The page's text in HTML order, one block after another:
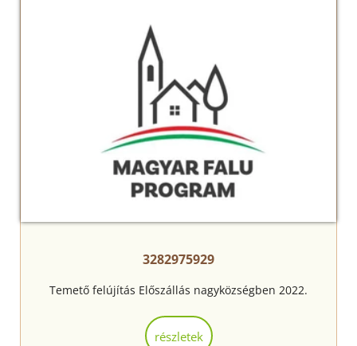
3282975929
Temető felújítás Előszállás nagyközségben 2022.
részletek